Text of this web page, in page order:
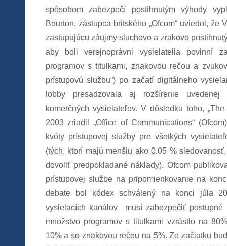
spôsobom zabezpečí postihnutým výhody
Bourton, zástupca britského „Ofcom“ uviedol, že
zastupujúcu záujmy sluchovo a zrakovo
aby boli verejnoprávni vysielatelia povinní
programov s titulkami, znakovou rečou a
prístupovú službu“) po začatí digitálneho
lobby presadzovala aj rozšírenie
komerčných vysielateľov. V dôsledku toho,
2003 zriadil „Office of Communications“
kvóty prístupovej služby pre všetkých
(tých, ktorí majú menšiu ako 0,05 %
dovoliť predpokladané náklady). Ofcom
prístupovej službe na pripomienkovanie na
debate bol kódex schválený na konci júla
vysielacích kanálov musí zabezpečiť
množstvo programov s titulkami vzrástlo na
10% a so znakovou rečou na 5%. Zo začiatku